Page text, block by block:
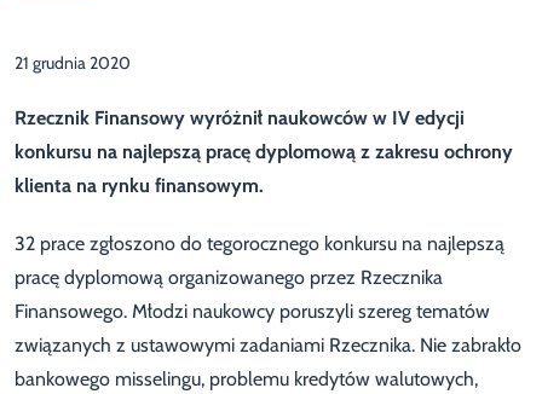
21 grudnia 2020
Rzecznik Finansowy wyróżnił naukowców w IV edycji
konkursu na najlepszą pracę dyplomową z zakresu ochrony
klienta na rynku finansowym.
32 prace zgłoszono do tegorocznego konkursu na najlepszą
pracę dyplomową organizowanego przez Rzecznika
Finansowego. Młodzi naukowcy poruszyli szereg tematów
związanych z ustawowymi zadaniami Rzecznika. Nie zabrakło
bankowego misselingu, problemu kredytów walutowych,